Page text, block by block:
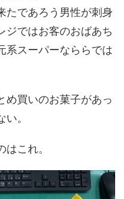
たであろう男性が刺身
ジではお客のおばあち
系スーパーなららでは
め買いのお菓子があっ
。
これ。